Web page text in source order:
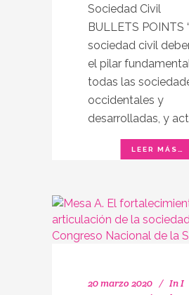
Sociedad Civil
BULLETS POINTS
sociedad civil
el pilar
todas las
occidentales y
desarrolladas, y
20 marzo 2020 InI